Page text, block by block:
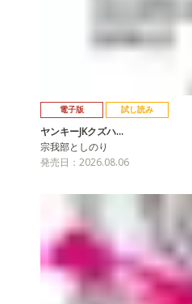
電子版 試し読み
ヤンキーJKクズハ…
宗我部としのり
発売日：2026.08.06